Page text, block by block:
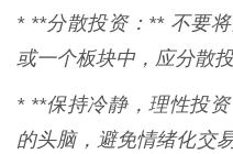
* **分散投资：** 不要
或一个板块中，应分散
* **保持冷静，理性投
的头脑，避免情绪化交